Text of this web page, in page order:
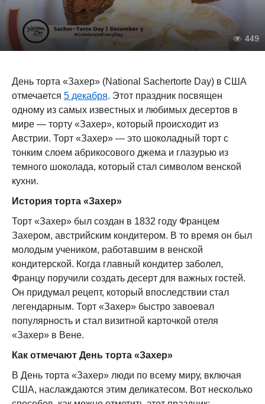
449
День торта «Захер» (National Sachertorte Day) в США
отмечается 5 декабря. Этот праздник посвящен
одному из самых известных и любимых десертов в
мире — торту «Захер», который происходит из
Австрии. Торт «Захер» — это шоколадный торт с
тонким слоем абрикосового джема и глазурью из
темного шоколада, который стал символом венской
кухни.
История торта «Захер»
Торт «Захер» был создан в 1832 году Францем
Захером, австрийским кондитером. В то время он был
молодым учеником, работавшим в венской
кондитерской. Когда главный кондитер заболел,
Францу поручили создать десерт для важных гостей.
Он придумал рецепт, который впоследствии стал
легендарным. Торт «Захер» быстро завоевал
популярность и стал визитной карточкой отеля
«Захер» в Вене.
Как отмечают День торта «Захер»
В День торта «Захер» люди по всему миру, включая
США, наслаждаются этим деликатесом. Вот несколько